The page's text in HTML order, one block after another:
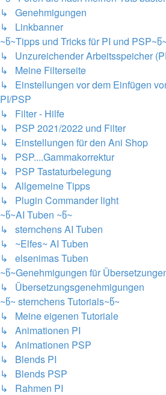
↳ Genehmigungen
↳ Linkbanner
~წ~Tipps und Tricks für PI und PSP~წ~
↳ Unzureichender Arbeitsspeicher
↳ Meine Filterseite
↳ Einstellungen vor dem Einfügen
PI/PSP
↳ Filter - Hilfe
↳ PSP 2021/2022 und Filter
↳ Einstellungen für den Ani Shop
↳ PSP....Gammakorrektur
↳ PSP Tastaturbelegung
↳ Allgemeine Tipps
↳ Plugin Commander light
~წ~AI Tuben ~წ~
↳ sternchens AI Tuben
↳ ~Elfes~ AI Tuben
↳ elsenimas Tuben
~წ~Genehmigungen für
↳ Übersetzungsgenehmigungen
~წ~ sternchens Tutorials~წ~
↳ Meine eigenen Tutoriale
↳ Animationen PI
↳ Animationen PSP
↳ Blends PI
↳ Blends PSP
↳ Rahmen PI